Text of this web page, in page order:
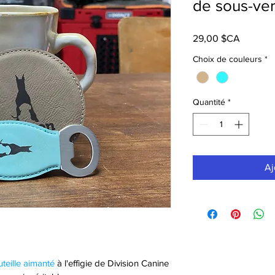
aimanté à l'effigie de Division Canine
de sous-
29,00 $CA
Choix de couleurs *
Quantité *